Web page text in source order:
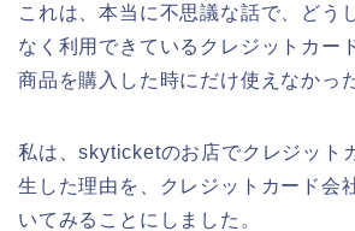
これは、本当に不思議な話で、どう
なく利用できているクレジットカー
商品を購入した時にだけ使えなかっ
私は、skyticketのお店でクレジット
生した理由を、クレジットカード会
いてみることにしました。